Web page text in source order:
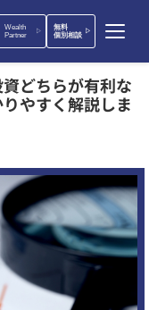
Wealth
Partner
無料
個別相談
どちらが有利な
やすく解説しま